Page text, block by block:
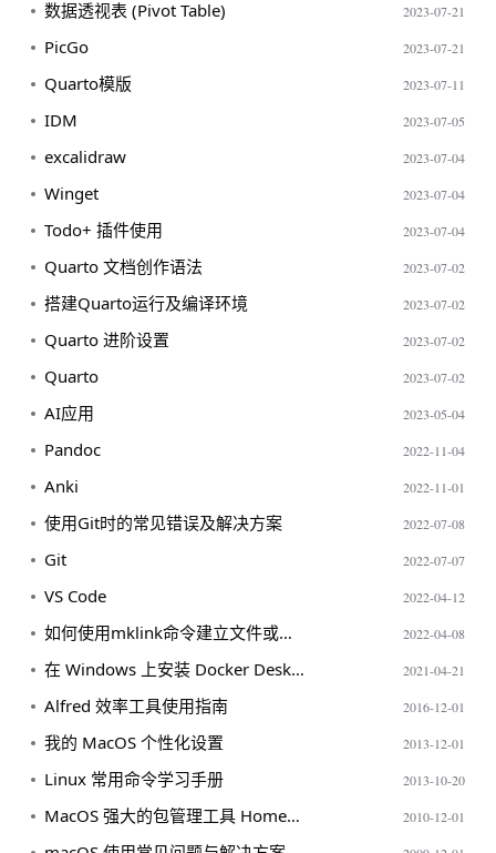
数据透视表 (Pivot Table) 2023-07-21
PicGo 2023-07-21
Quarto模版 2023-07-11
IDM 2023-07-05
excalidraw 2023-07-04
Winget 2023-07-04
Todo+ 插件使用 2023-07-04
Quarto 文档创作语法 2023-07-02
搭建Quarto运行及编译环境 2023-07-02
Quarto 进阶设置 2023-07-02
Quarto 2023-07-02
AI应用 2023-05-04
Pandoc 2022-11-04
Anki 2022-11-01
使用Git时的常见错误及解决方案 2022-07-08
Git 2022-07-07
VS Code 2022-04-12
如何使用mklink命令建立文件或目录链接 2022-04-08
在 Windows 上安装 Docker Desktop 的详细指南 2021-04-21
Alfred 效率工具使用指南 2016-12-01
我的 MacOS 个性化设置 2013-12-01
Linux 常用命令学习手册 2013-10-20
MacOS 强大的包管理工具 Homebrew 2010-12-01